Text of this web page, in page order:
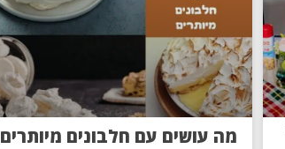
מה עושים עם חלבונים מיותרים